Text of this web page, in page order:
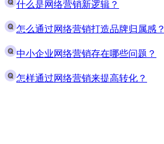
什么是网络营销新逻辑？
怎么通过网络营销打造品牌归属感？
中小企业网络营销存在哪些问题？
怎样通过网络营销来提高转化？